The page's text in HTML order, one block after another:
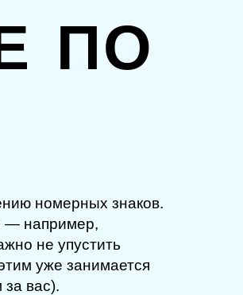
ПО
номерных знаков.
— например,
не упустить
уже занимается
вас).